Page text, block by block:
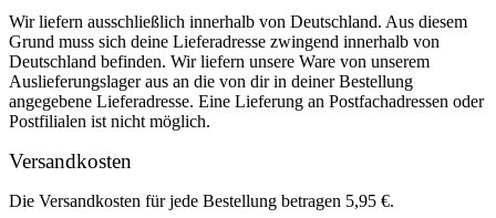
Wir liefern ausschließlich innerhalb von Deutschland. Aus diesem
Grund muss sich deine Lieferadresse zwingend innerhalb von
Deutschland befinden. Wir liefern unsere Ware von unserem
Auslieferungslager aus an die von dir in deiner Bestellung
angegebene Lieferadresse. Eine Lieferung an Postfachadressen oder
Postfilialen ist nicht möglich.
Versandkosten
Die Versandkosten für jede Bestellung betragen 5,95 €.